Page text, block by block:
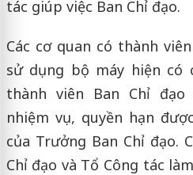
tác giúp việc Ban Chỉ đạo.
Các cơ quan có thành
sử dụng bộ máy hiện có
thành viên Ban Chỉ
nhiệm vụ, quyền hạn
của Trưởng Ban Chỉ đạo.
Chỉ đạo và Tổ Công tác